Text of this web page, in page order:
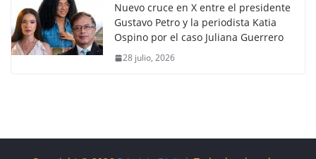
Nuevo cruce en X entre el presidente
Gustavo Petro y la periodista Katia
Ospino por el caso Juliana Guerrero
28 julio, 2026